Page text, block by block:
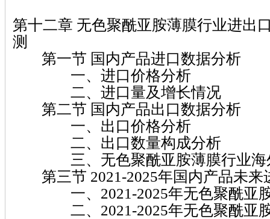
第十二章 无色聚酰亚胺薄膜行业进出
测
第一节 国内产品进口数据分析
一、进口价格分析
二、进口量及增长情况
第二节 国内产品出口数据分析
一、出口价格分析
二、出口数量构成分析
三、无色聚酰亚胺薄膜行业海
第三节 2021-2025年国内产品未来
一、2021-2025年无色聚酰亚胺
二、2021-2025年无色聚酰亚胺